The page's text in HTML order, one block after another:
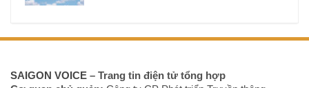
SAIGON VOICE – Trang tin điện tử tổng hợp